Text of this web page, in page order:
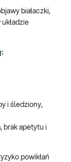
białaczki,
i śledziony,
brak apetytu i
powikłań